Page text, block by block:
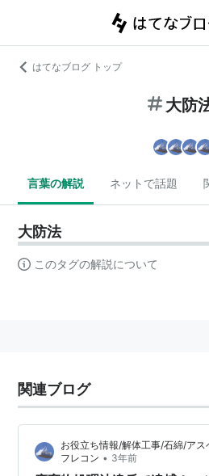
はてなブログ トップ
大防
言葉の解説 ネットで話題
大防法
このタグの解説について
関連ブログ
お役立ち情報/解体工事/石綿/ア
フレコン • 3年前